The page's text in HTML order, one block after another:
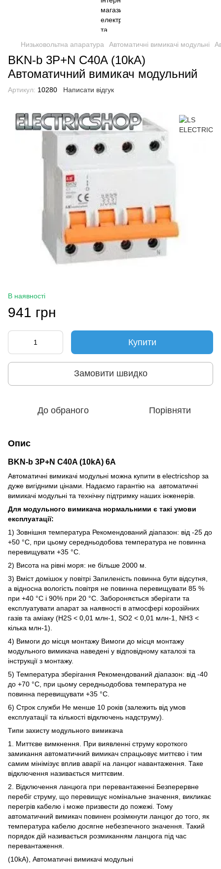
Низьковольтна апаратура Автоматичні вимикачі модульні
BKN-b 3P+N C40A (10kA)
Автоматичний вимикач модульний
Артикул: 10280 Написати відгук
В наявності
941 грн
Купити
Замовити швидко
До обраного Порівняти
Опис
BKN-b 3P+N C40A (10kA) 6A
Автоматичні вимикачі модульні можна купити в electricshop за
дуже вигідними цінами. Надаємо гарантію на автоматичні
вимикачі модульні та технічну підтримку наших інженерів.
Для модульного вимикача нормальними є такі умови
експлуатації:
1) Зовнішня температура Рекомендований діапазон: від -25 до
+50 °C, при цьому середньодобова температура не повинна
перевищувати +35 °C.
2) Висота на рівні моря: не більше 2000 м.
3) Вміст домішок у повітрі Запиленість повинна бути відсутня,
а відносна вологість повітря не повинна перевищувати 85 %
при +40 °C і 90% при 20 °C. Забороняється зберігати та
експлуатувати апарат за наявності в атмосфері корозійних
газів та аміаку (H2S < 0,01 млн-1, SO2 < 0,01 млн-1, NH3 <
кілька млн-1).
4) Вимоги до місця монтажу Вимоги до місця монтажу
модульного вимикача наведені у відповідному каталозі та
інструкції з монтажу.
5) Температура зберігання Рекомендований діапазон: від -40
до +70 °C, при цьому середньодобова температура не
повинна перевищувати +35 °C.
6) Строк служби Не менше 10 років (залежить від умов
експлуатації та кількості відключень надструму).
Типи захисту модульного вимикача
1. Миттєве вимкнення. При виявленні струму короткого
замикання автоматичний вимикач спрацьовує миттєво і тим
самим мінімізує вплив аварії на ланцюг навантаження. Таке
відключення називається миттєвим.
2. Відключення ланцюга при перевантаженні Безперервне
перебіг струму, що перевищує номінальне значення, викликає
перегрів кабелю і може призвести до пожежі. Тому
автоматичний вимикач повинен розімкнути ланцюг до того, як
температура кабелю досягне небезпечного значення. Такий
порядок дій називається розмиканням ланцюга під час
перевантаження.
(10kA), Автоматичні вимикачі модульні